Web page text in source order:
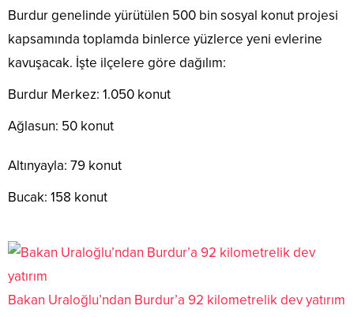
Burdur genelinde yürütülen 500 bin sosyal konut projesi
kapsamında toplamda binlerce yüzlerce yeni evlerine
kavuşacak. İşte ilçelere göre dağılım:
Burdur Merkez: 1.050 konut
Ağlasun: 50 konut
Altınyayla: 79 konut
Bucak: 158 konut
Bakan Uraloğlu’ndan Burdur’a 92 kilometrelik dev yatırım